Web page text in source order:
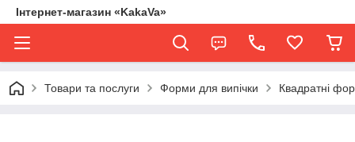
Інтернет-магазин «KakaVa»
Товари та послуги Форми для випічки Квадратні